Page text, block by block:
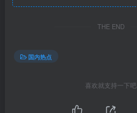
THE END
国内热点
喜欢就支持一下吧